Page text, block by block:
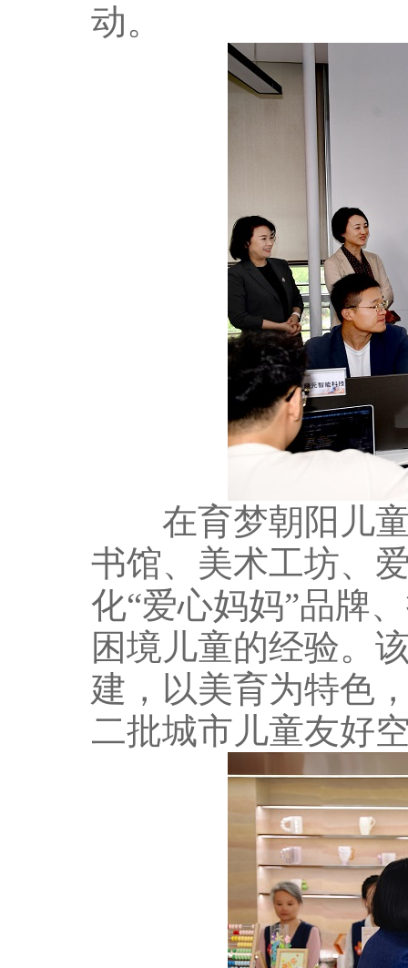
动。
在育梦朝阳儿童
书馆、美术工坊、
化“爱心妈妈”品牌
困境儿童的经验。
建，以美育为特色
二批城市儿童友好